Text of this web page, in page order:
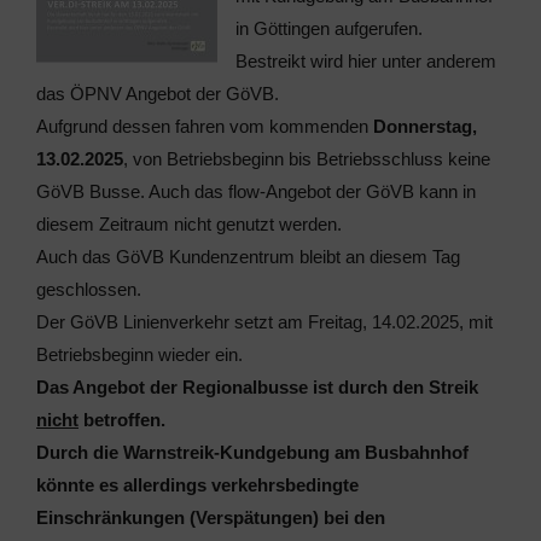
in Göttingen aufgerufen.
Bestreikt wird hier unter anderem
das ÖPNV Angebot der GöVB.
Aufgrund dessen fahren vom kommenden Donnerstag,
13.02.2025, von Betriebsbeginn bis Betriebsschluss keine
GöVB Busse. Auch das flow-Angebot der GöVB kann in
diesem Zeitraum nicht genutzt werden.
Auch das GöVB Kundenzentrum bleibt an diesem Tag
geschlossen.
Der GöVB Linienverkehr setzt am Freitag, 14.02.2025, mit
Betriebsbeginn wieder ein.
Das Angebot der Regionalbusse ist durch den Streik
nicht betroffen.
Durch die Warnstreik-Kundgebung am Busbahnhof
könnte es allerdings verkehrsbedingte
Einschränkungen (Verspätungen) bei den